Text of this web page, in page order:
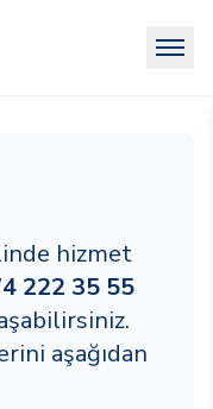
hizmet
222 35 55
aşağıdan